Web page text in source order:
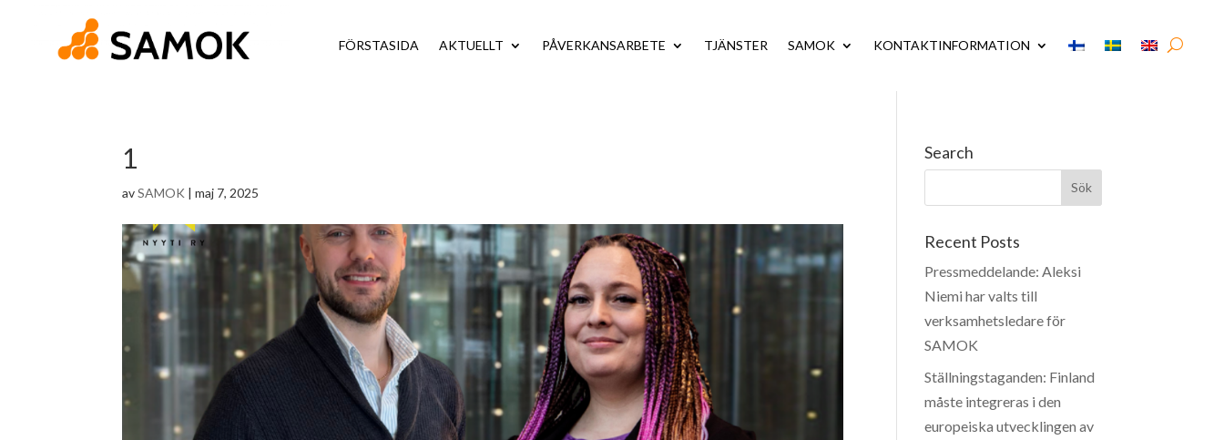
FÖRSTASIDA AKTUELLT PÅVERKANSARBETE TJÄNSTER SAMOK KONTAKTINFORMATION
1
avSAMOK |maj 7, 2025
Search
Recent Posts
Pressmeddelande: Aleksi
Niemi har valts till
verksamhetsledare för
SAMOK
Ställningstaganden: Finland
måste integreras i den
europeiska utvecklingen av